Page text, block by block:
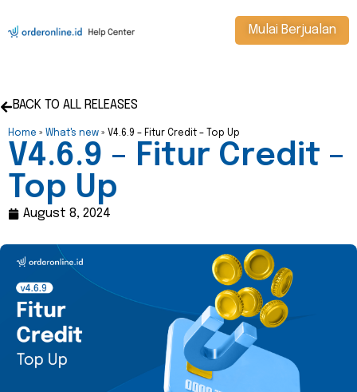
Mulai Berjualan
BACK TO ALL RELEASES
Home » What's new » V4.6.9 – Fitur Credit – Top Up
V4.6.9 – Fitur Credit –
Top Up
August 8, 2024